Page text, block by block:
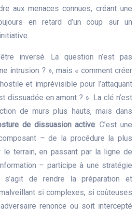
aux menaces connues, créant une
en retard d’un coup sur un
inversé. La question n’est pas
intrusion ? », mais « comment créer
et imprévisible pour l’attaquant
dissuadée en amont ? ». La clé n’est
de murs plus hauts, mais dans
de dissuasion active. C’est une
– de la procédure la plus
le terrain, en passant par la ligne de
– participe à une stratégie
de rendre la préparation et
malveillant si complexes, si coûteuses
renonce ou soit intercepté